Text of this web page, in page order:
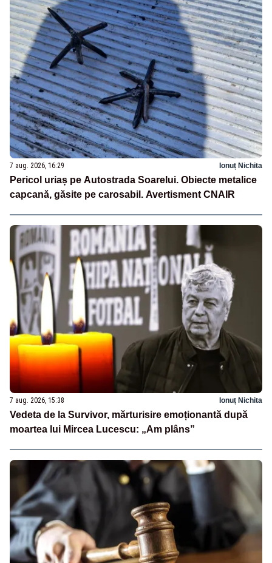
7 aug. 2026, 16:29 Ionuț Nichita
Pericol uriaș pe Autostrada Soarelui. Obiecte metalice
capcană, găsite pe carosabil. Avertisment CNAIR
7 aug. 2026, 15:38 Ionuț Nichita
Vedeta de la Survivor, mărturisire emoționantă după
moartea lui Mircea Lucescu: „Am plâns”